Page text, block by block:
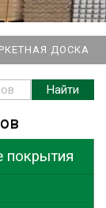
ДОСКА
покрытия